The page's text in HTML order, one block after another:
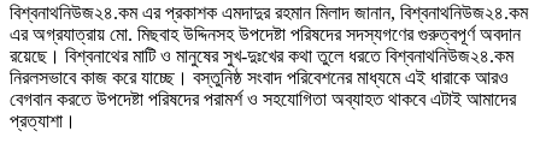
বিশ্বনাথনিউজ২৪.কম এর প্রকাশক এমদাদুর রহমান মিলাদ জানান, বিশ্বনাথনিউজ২৪.কম
এর অগ্রযাত্রায় মো. মিছবাহ উদ্দিনসহ উপদেষ্টা পরিষদের সদস্যগণের গুরুত্বপূর্ণ অবদান
রয়েছে। বিশ্বনাথের মাটি ও মানুষের সুখ-দুঃখের কথা তুলে ধরতে বিশ্বনাথনিউজ২৪.কম
নিরলসভাবে কাজ করে যাচ্ছে। বস্তুনিষ্ঠ সংবাদ পরিবেশনের মাধ্যমে এই ধারাকে আরও
বেগবান করতে উপদেষ্টা পরিষদের পরামর্শ ও সহযোগিতা অব্যাহত থাকবে এটাই আমাদের
প্রত্যাশা।